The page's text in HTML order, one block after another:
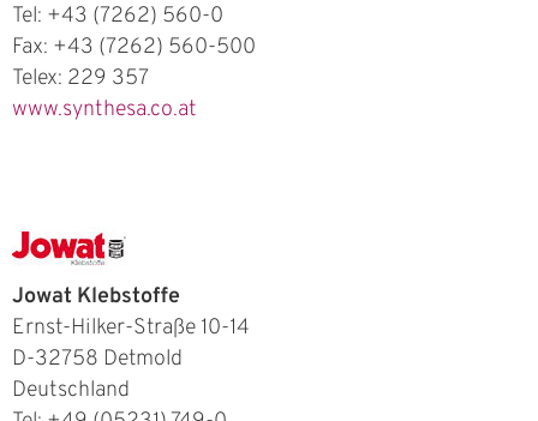
Tel: +43 (7262) 560-0
Fax: +43 (7262) 560-500
Telex: 229 357
www.synthesa.co.at
Jowat Klebstoffe
Ernst-Hilker-Straße 10-14
D-32758 Detmold
Deutschland